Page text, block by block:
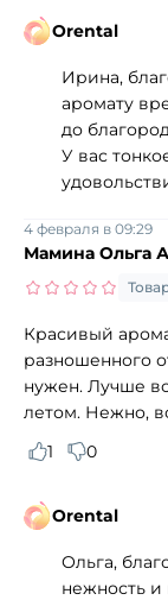
Orental
Ирина,
аромату
до
У вас
Мамина Ольга
4 февраля в 09:29
Красивый
разношенного
нужен. Лучше
летом. Нежно,
1
0
Orental
Ольга,
нежность и